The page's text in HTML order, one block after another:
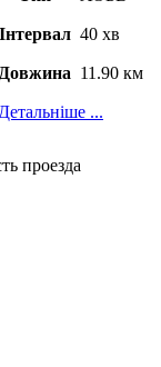
Інтервал 40 хв
Довжина 11.90 км
Детальніше ...
проезда